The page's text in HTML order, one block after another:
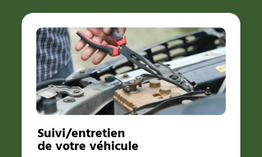
Suivi/entretien
de votre véhicule